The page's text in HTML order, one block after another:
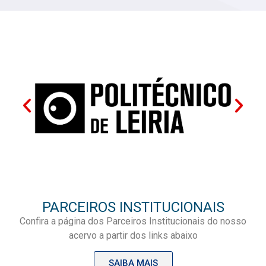
PARCEIROS INSTITUCIONAIS
Confira a página dos Parceiros Institucionais do nosso
acervo a partir dos links abaixo
SAIBA MAIS